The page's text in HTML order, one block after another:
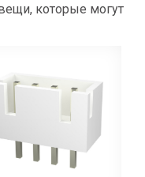
которые могут